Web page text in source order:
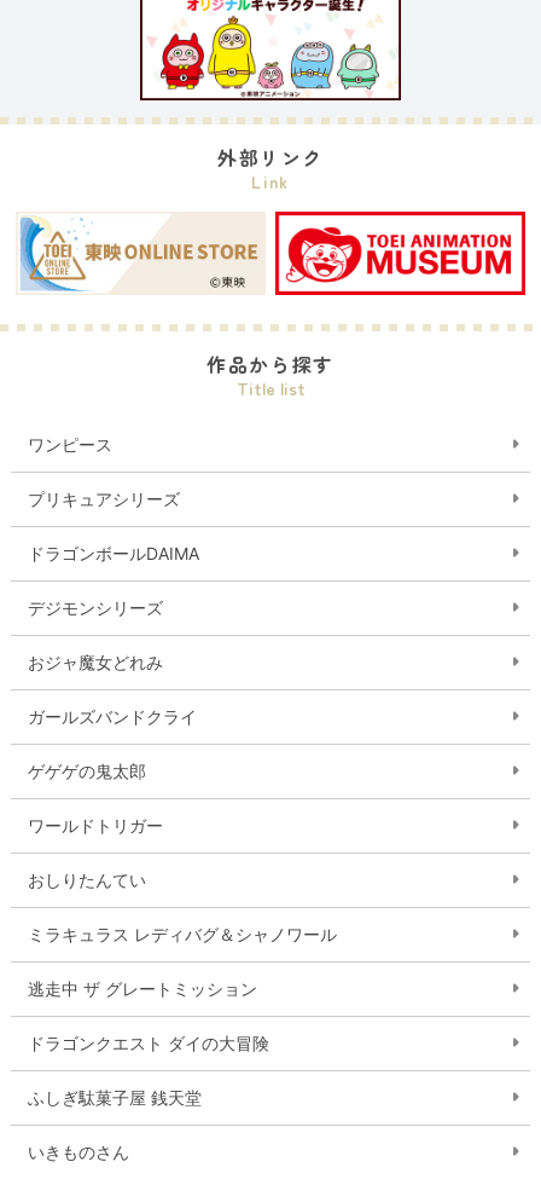
外部リンク
Link
作品から探す
Title list
ワンピース
プリキュアシリーズ
ドラゴンボールDAIMA
デジモンシリーズ
おジャ魔女どれみ
ガールズバンドクライ
ゲゲゲの鬼太郎
ワールドトリガー
おしりたんてい
ミラキュラス レディバグ＆シャノワール
逃走中 ザ グレートミッション
ドラゴンクエスト ダイの大冒険
ふしぎ駄菓子屋 銭天堂
いきものさん